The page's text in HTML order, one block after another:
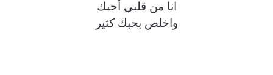
انا من قلبي أحبك
واخلص بحبك كثير